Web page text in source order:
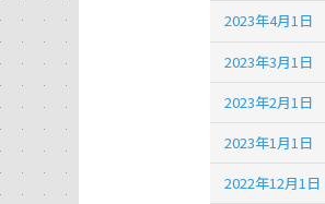
2023年4月1日
2023年3月1日
2023年2月1日
2023年1月1日
2022年12月1日